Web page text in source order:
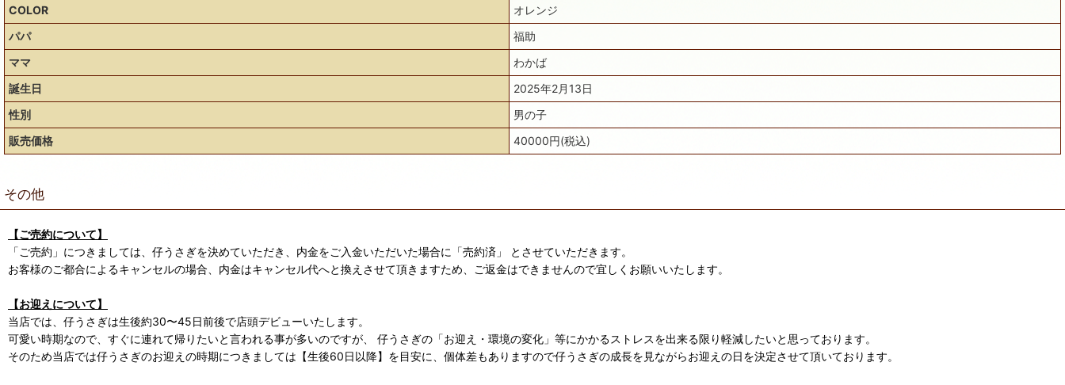
COLOR
オレンジ
パパ
福助
ママ
わかば
誕生日
2025年2月13日
性別
男の子
販売価格
40000円(税込)
その他
【ご売約について】
「ご売約」につきましては、仔うさぎを決めていただき、内金をご入金いただいた場合に「売約済」 とさせていただきます。
お客様のご都合によるキャンセルの場合、内金はキャンセル代へと換えさせて頂きますため、ご返金はできませんので宜しくお願いいたします。
【お迎えについて】
当店では、仔うさぎは生後約30〜45日前後で店頭デビューいたします。
可愛い時期なので、すぐに連れて帰りたいと言われる事が多いのですが、 仔うさぎの「お迎え・環境の変化」等にかかるストレスを出来る限り軽減したいと思っております。
そのため当店では仔うさぎのお迎えの時期につきましては【生後60日以降】を目安に、個体差もありますので仔うさぎの成長を見ながらお迎えの日を決定させて頂いております。